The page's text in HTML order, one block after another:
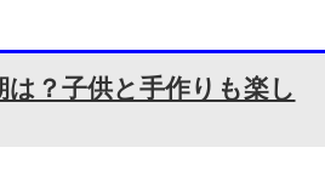
？子供と手作りも楽し